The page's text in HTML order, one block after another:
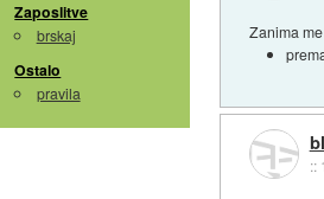
Zaposlitve
brskaj
Ostalo
pravila
Zanima
::